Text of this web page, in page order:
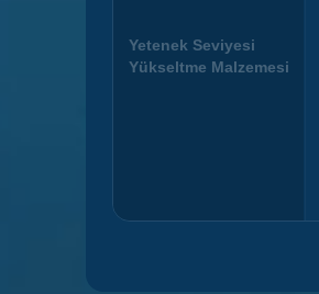
Yetenek Seviyesi
Yükseltme Malzemesi